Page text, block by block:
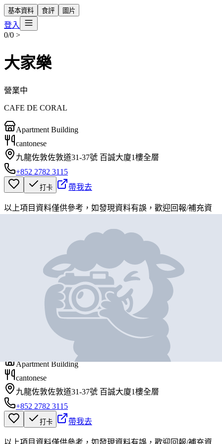
基本資料 食評 圖片
登入
0/0 >
大家樂
營業中
CAFE DE CORAL
Apartment Building
cantonese
九龍佐敦佐敦道31-37號 百誠大廈1樓全層
+852 2782 3115
打卡 帶我去
以上項目資料僅供參考，如發現資料有誤，歡迎回報/補充資
大家樂
CAFE DE CORAL
Apartment Building
cantonese
九龍佐敦佐敦道31-37號 百誠大廈1樓全層
+852 2782 3115
打卡 帶我去
以上項目資料僅供參考，如發現資料有誤，歡迎回報/補充資